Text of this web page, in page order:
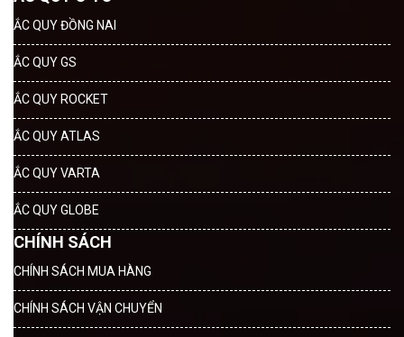
ẮC QUY ĐỒNG NAI
ẮC QUY GS
ẮC QUY ROCKET
ẮC QUY ATLAS
ẮC QUY VARTA
ẮC QUY GLOBE
CHÍNH SÁCH
CHÍNH SÁCH MUA HÀNG
CHÍNH SÁCH VẬN CHUYỂN